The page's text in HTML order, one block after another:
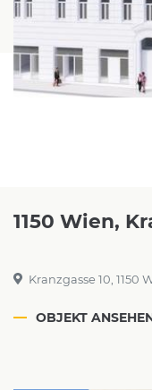
1150 Wien,
Kranzgasse 10, 1150
OBJEKT